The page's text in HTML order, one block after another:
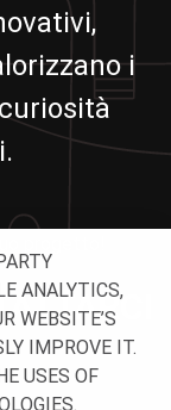
i
ANALYTICS,
WEBSITE’S
IMPROVE IT.
USES OF